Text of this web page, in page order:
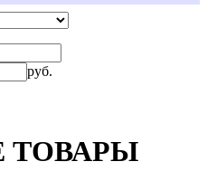
руб.
ТОВАРЫ